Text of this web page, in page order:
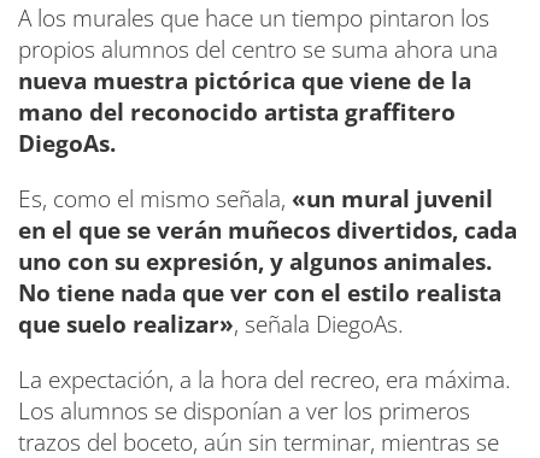
A los murales que hace un tiempo pintaron los
propios alumnos del centro se suma ahora una
nueva muestra pictórica que viene de la
mano del reconocido artista graffitero
DiegoAs.
Es, como el mismo señala, «un mural juvenil
en el que se verán muñecos divertidos, cada
uno con su expresión, y algunos animales.
No tiene nada que ver con el estilo realista
que suelo realizar», señala DiegoAs.
La expectación, a la hora del recreo, era máxima.
Los alumnos se disponían a ver los primeros
trazos del boceto, aún sin terminar, mientras se